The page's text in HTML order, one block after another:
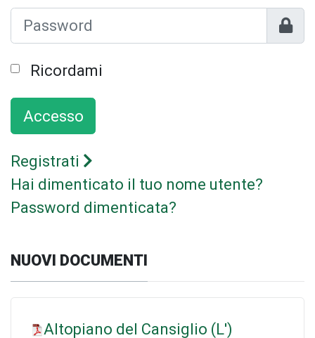
Ricordami
Accesso
Registrati
Hai dimenticato il tuo nome utente?
Password dimenticata?
NUOVI DOCUMENTI
Altopiano del Cansiglio (L')